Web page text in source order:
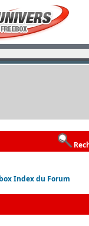
Index du Forum